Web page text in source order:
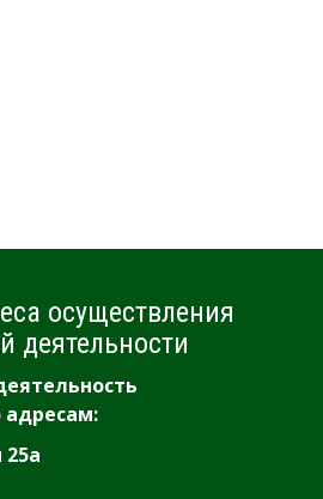
осуществления
деятельности
адресам: